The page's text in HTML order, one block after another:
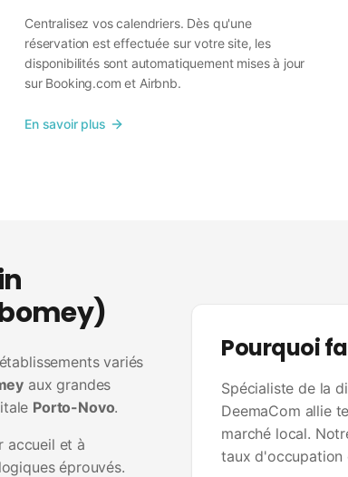
Centralisez vos calendriers. Dès qu'une
réservation est effectuée sur votre site, les
disponibilités sont automatiquement mises à jour
sur Booking.com et Airbnb.
En savoir plus
variés
aux grandes
Porto-Novo.
accueil et à
éprouvés.
Pourquoi
Spécialiste de la
DeemaCom allie
marché local.
taux d'occupation